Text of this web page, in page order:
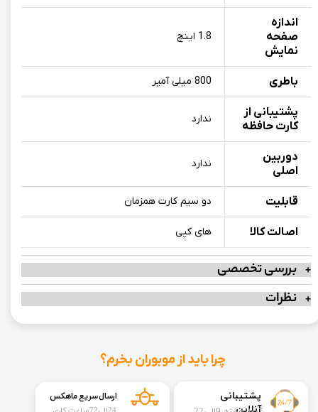
اندازه
صفحه
نمایش
1.8 اینچ
باطری 800 میلی آمپر
پشتیبانی از
کارت حافظه
ندارد
دوربین
اصلی
ندارد
قابلیت دو سیم کارت همزمان
اصالت کالا های کپی
بررسی تخصصی
نظرات
​​پشتیبانی
چرا باید از موبوران بخرم؟
ارسال سریع ماهکس